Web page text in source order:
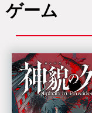
ゲーム